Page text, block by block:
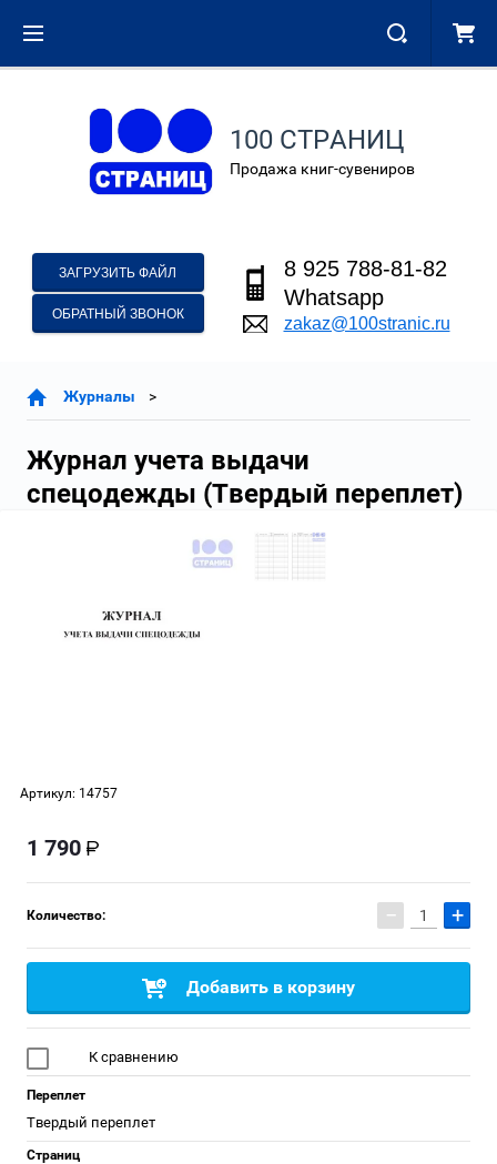
100 СТРАНИЦ
Продажа книг-сувениров
ЗАГРУЗИТЬ ФАЙЛ
ОБРАТНЫЙ ЗВОНОК
8 925 788-81-82
Whatsapp
zakaz@100stranic.ru
Журналы
Журнал учета выдачи
спецодежды (Твердый переплет)
Артикул: 14757
1 790
Количество: − +
Добавить в корзину
К сравнению
Переплет
Твердый переплет
Страниц